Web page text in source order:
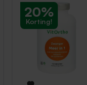
20%
Korting!